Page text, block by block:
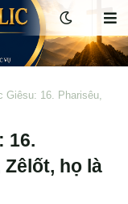
Giêsu: 16. Pharisêu,
16.
Zêlốt, họ là